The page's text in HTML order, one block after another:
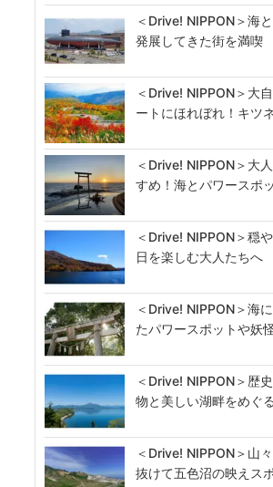
＜Drive! NIPPON＞海
発展してきた街を満
＜Drive! NIPPON＞大
ートにほれぼれ！キツ
＜Drive! NIPPON＞大
すめ！海とパワースポ
＜Drive! NIPPON＞穏
日を楽しむ大人たち
＜Drive! NIPPON＞海
たパワースポットや妖
＜Drive! NIPPON＞歴
物と美しい湖畔をめぐ
＜Drive! NIPPON＞山
抜けて五色沼の映えス